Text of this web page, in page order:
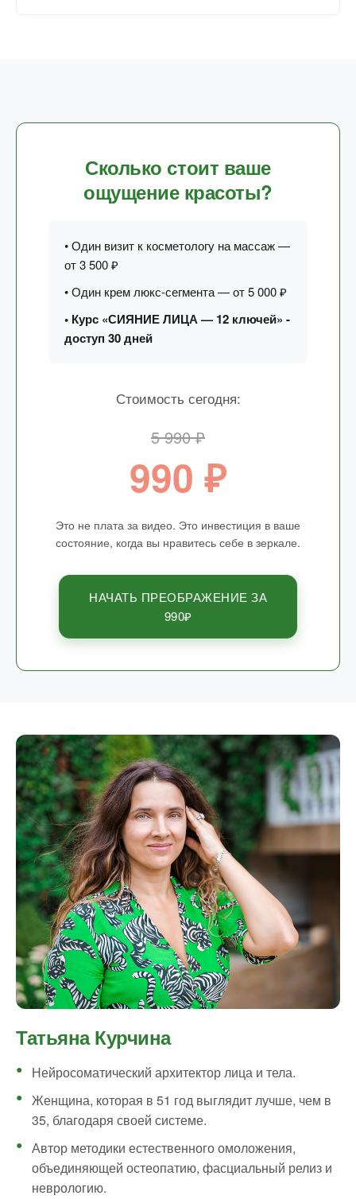
Сколько стоит ваше
ощущение красоты?
• Один визит к косметологу на массаж —
от 3 500 ₽
• Один крем люкс-сегмента — от 5 000 ₽
• Курс «СИЯНИЕ ЛИЦА — 12 ключей» -
доступ 30 дней
Стоимость сегодня:
5 990 ₽
990 ₽
Это не плата за видео. Это инвестиция в ваше
состояние, когда вы нравитесь себе в зеркале.
НАЧАТЬ ПРЕОБРАЖЕНИЕ ЗА
990₽
Татьяна Курчина
Нейросоматический архитектор лица и тела.
Женщина, которая в 51 год выглядит лучше, чем в
35, благодаря своей системе.
Автор методики естественного омоложения,
объединяющей остеопатию, фасциальный релиз и
неврологию.